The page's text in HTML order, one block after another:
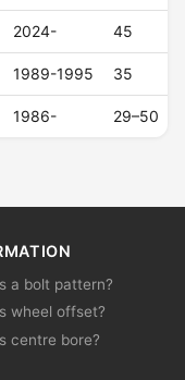
2024- 45
1989-1995 35
1986- 29–50
a bolt pattern?
wheel offset?
centre bore?